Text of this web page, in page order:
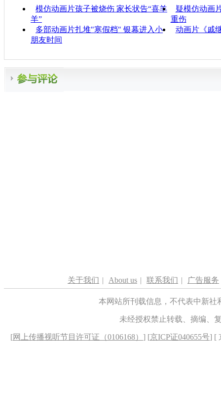
模仿动画片孩子被烧伤 家长状告“喜羊
羊”
疑模仿动画
重伤
多部动画片扎堆"寒假档" 银幕进入小
朋友时间
动画片《戚
关于我们 | About us | 联系我们 | 广告服务
本网站所刊载信息，不代表中新
未经授权禁止转载、摘编、
[网上传播视听节目许可证（0106168） ] [京ICP证040655号] [